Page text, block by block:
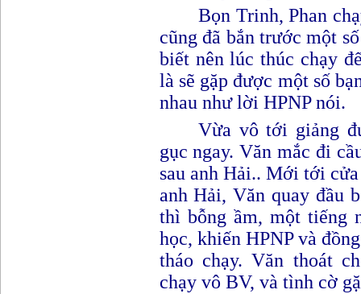
Bọn Trinh, Phan
cũng đã bắn trước một
biết nên lúc thúc chạy
là sẽ gặp được một số
nhau như lời HPNP nói.
Vừa vô tới giảng
gục ngay. Văn mắc đi
sau anh Hải.. Mới tới
anh Hải, Văn quay đầu
thì bỗng ầm, một tiếng
học, khiến HPNP và
tháo chạy. Văn thoát
chạy vô BV, và tình cờ